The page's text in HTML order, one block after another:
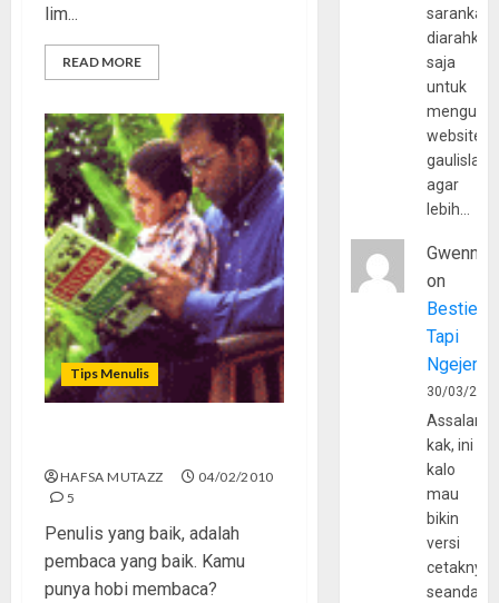
lim...
READ MORE
Tips Menulis
HAFSA MUTAZZ
04/02/2010
5
Penulis yang baik, adalah
pembaca yang baik. Kamu
punya hobi membaca?
sarankan,
diarahkan
saja
untuk
website
agar
lebih…
Gwenny
on
Bestie
Tapi
30/03/
kak, ini
kalo
mau
bikin
versi
cetaknya